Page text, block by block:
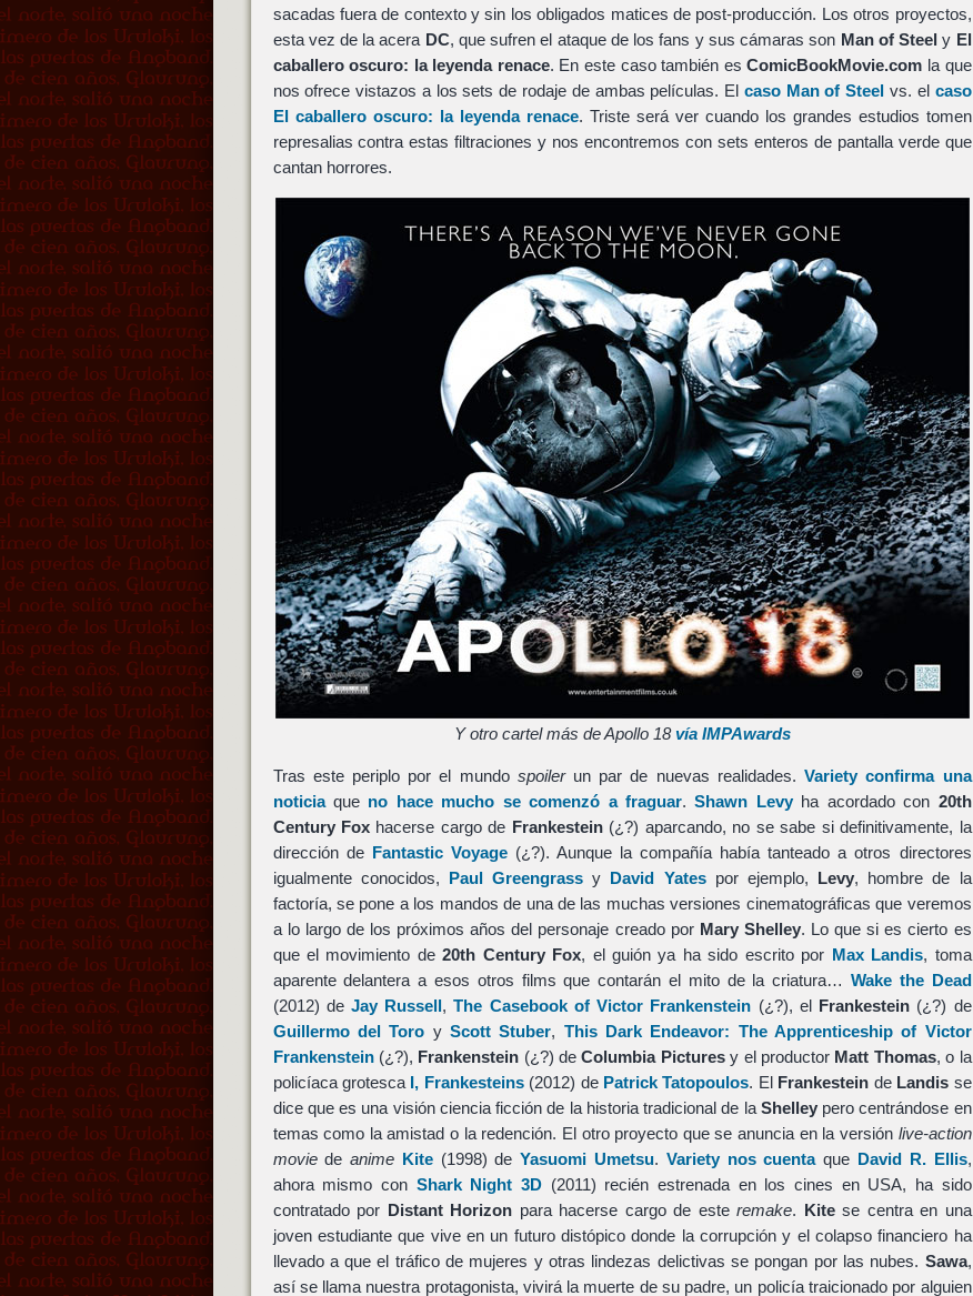
sacadas fuera de contexto y sin los obligados matices de post-producción. Los otros proyectos,
esta vez de la acera DC, que sufren el ataque de los fans y sus cámaras son Man of Steel y El
caballero oscuro: la leyenda renace. En este caso también esComicBookMovie.com la que
nos ofrece vistazos a los sets de rodaje de ambas películas. El caso Man of Steel vs. el caso
El caballero oscuro: la leyenda renace. Triste será ver cuando los grandes estudios tomen
represalias contra estas filtraciones y nos encontremos con sets enteros de pantalla verde que
cantan horrores.
Y otro cartel más de Apollo 18vía IMPAwards
Tras este periplo por el mundo spoilerun par de nuevas realidades.Variety confirma una
noticiaque no hace mucho se comenzó a fraguar.Shawn Levyha acordado con 20th
Century Fox hacerse cargo de Frankestein(¿?) aparcando, no se sabe si definitivamente, la
dirección de Fantastic Voyage(¿?). Aunque la compañía había tanteado a otros directores
igualmente conocidos, Paul Greengrass y David Yatespor ejemplo, Levy, hombre de la
factoría, se pone a los mandos de una de las muchas versiones cinematográficas que veremos
a lo largo de los próximos años del personaje creado por Mary Shelley. Lo que si es cierto es
que el movimiento de20th Century Fox, el guión ya ha sido escrito por Max Landis, toma
aparente delantera a esos otros films que contarán el mito de la criatura… Wake the Dead
(2012) de Jay Russell,The Casebook of Victor Frankenstein (¿?), el Frankestein (¿?) de
Guillermo del Toro y Scott Stuber, This Dark Endeavor: The Apprenticeship of Victor
Frankenstein(¿?), Frankenstein (¿?) deColumbia Picturesy el productor Matt Thomas, o la
policíaca grotesca I, Frankesteins(2012) de Patrick Tatopoulos. El Frankestein de Landis se
dice que es una visión ciencia ficción de la historia tradicional de la Shelleypero centrándose en
temas como la amistad o la redención. El otro proyecto que se anuncia en la versión live-action
moviedeanime Kite(1998) deYasuomi Umetsu. Variety nos cuentaque David R. Ellis,
ahora mismo con Shark Night 3D(2011) recién estrenada en los cines en USA, ha sido
contratado por Distant Horizon para hacerse cargo de esteremake. Kitese centra en una
joven estudiante que vive en un futuro distópico donde la corrupción y el colapso financiero ha
llevado a que el tráfico de mujeres y otras lindezas delictivas se pongan por las nubes. Sawa,
así se llama nuestra protagonista, vivirá la muerte de su padre, un policía traicionado por alguien